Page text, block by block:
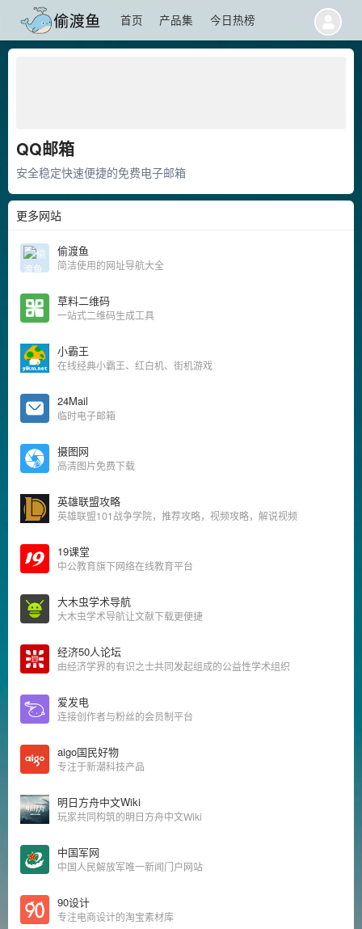
首页 产品集 今日热榜
QQ邮箱
安全稳定快速便捷的免费电子邮箱
更多网站
偷渡鱼
简洁使用的网址导航大全
草料二维码
一站式二维码生成工具
小霸王
在线经典小霸王、红白机、街机游戏
24Mail
临时电子邮箱
摄图网
高清图片免费下载
英雄联盟攻略
英雄联盟101战争学院，推荐攻略，视频攻略，解说视频
19课堂
中公教育旗下网络在线教育平台
大木虫学术导航
大木虫学术导航让文献下载更便捷
经济50人论坛
由经济学界的有识之士共同发起组成的公益性学术组织
爱发电
连接创作者与粉丝的会员制平台
aigo国民好物
专注于新潮科技产品
明日方舟中文Wiki
玩家共同构筑的明日方舟中文Wiki
中国军网
中国人民解放军唯一新闻门户网站
90设计
专注电商设计的淘宝素材库